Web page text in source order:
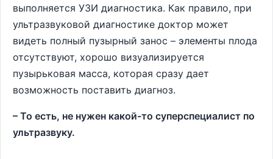
выполняется УЗИ диагностика. Как правило, при
ультразвуковой диагностике доктор может
видеть полный пузырный занос – элементы плода
отсутствуют, хорошо визуализируется
пузырьковая масса, которая сразу дает
возможность поставить диагноз.
– То есть, не нужен какой-то суперспециалист по
ультразвуку.